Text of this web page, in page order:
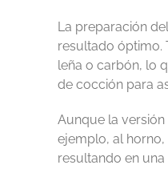
La preparación
resultado óptimo.
leña o carbón, lo
de cocción para
Aunque la
ejemplo, al
resultando en